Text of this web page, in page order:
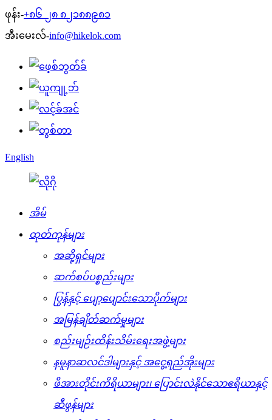
ဖုန်း-+၈၆ ၂၈ ၈၂၁၈၈၉၈၁
အီးမေးလ်-info@hikelok.com
English
အိမ်
ထုတ်ကုန်များ
အဆို့ရှင်များ
ဆက်စပ်ပစ္စည်းများ
ပြွန်နှင့် ပျော့ပျောင်းသောပိုက်များ
အမြန်ချိတ်ဆက်မှုများ
စည်းမျဉ်းထိန်းသိမ်းရေးအဖွဲ့များ
နမူနာဆလင်ဒါများနှင့် အငွေ့ရည်အိုးများ
ဖိအားတိုင်းကိရိယာများ၊ ပြောင်းလဲနိုင်သောဧရိယာနှင့်
ဆီဖွန်များ